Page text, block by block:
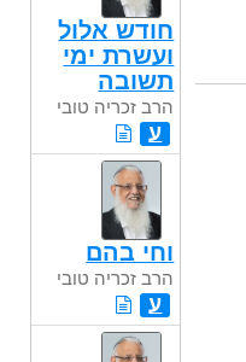
חודש אלול
ועשרת ימי
תשובה
הרב זכריה טובי
ע
וחי בהם
הרב זכריה טובי
ע